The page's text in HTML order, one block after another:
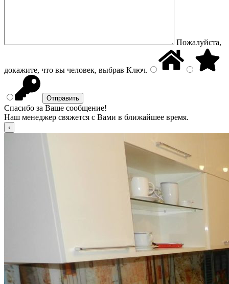
Пожалуйста,
докажите, что вы человек, выбрав Ключ.
Спасибо за Ваше сообщение!
Наш менеджер свяжется с Вами в ближайшее время.